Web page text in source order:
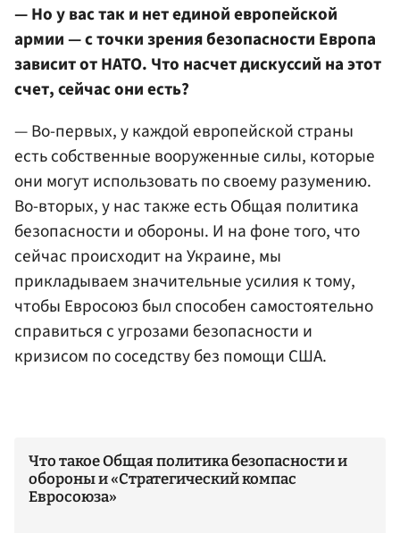
— Но у вас так и нет единой европейской
армии — с точки зрения безопасности Европа
зависит от НАТО. Что насчет дискуссий на этот
счет, сейчас они есть?
— Во-первых, у каждой европейской страны
есть собственные вооруженные силы, которые
они могут использовать по своему разумению.
Во-вторых, у нас также есть Общая политика
безопасности и обороны. И на фоне того, что
сейчас происходит на Украине, мы
прикладываем значительные усилия к тому,
чтобы Евросоюз был способен самостоятельно
справиться с угрозами безопасности и
кризисом по соседству без помощи США.
Что такое Общая политика безопасности и
обороны и «Стратегический компас
Евросоюза»